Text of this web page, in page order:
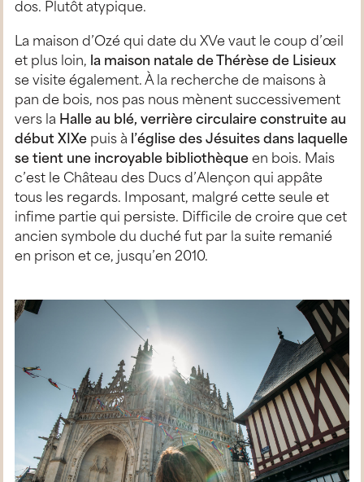
dos. Plutôt atypique.
La maison d’Ozé qui date du XVe vaut le coup d’œil
et plus loin, la maison natale de Thérèse de Lisieux
se visite également. À la recherche de maisons à
pan de bois, nos pas nous mènent successivement
vers la Halle au blé, verrière circulaire construite au
début XIXe puis à l’église des Jésuites dans laquelle
se tient une incroyable bibliothèque en bois. Mais
c’est le Château des Ducs d’Alençon qui appâte
tous les regards. Imposant, malgré cette seule et
infime partie qui persiste. Difficile de croire que cet
ancien symbole du duché fut par la suite remanié
en prison et ce, jusqu’en 2010.